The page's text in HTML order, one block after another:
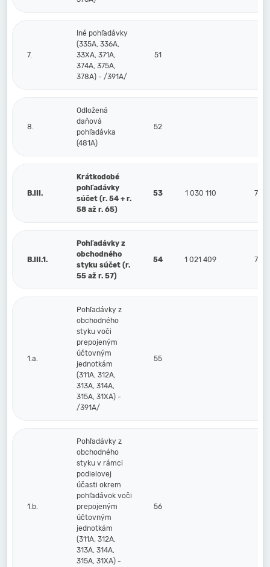
7.
Iné pohľadávky
(335A, 336A,
33XA, 371A,
374A, 375A,
378A) - /391A/
51
8.
Odložená
daňová
pohľadávka
(481A)
52
B.III.
Krátkodobé
pohľadávky
súčet (r. 54 + r.
58 až r. 65)
53 1 030 110 716
B.III.1.
Pohľadávky z
obchodného
styku súčet (r.
55 až r. 57)
54 1 021 409 716
1.a.
Pohľadávky z
obchodného
styku voči
prepojeným
účtovným
jednotkám
(311A, 312A,
313A, 314A,
315A, 31XA) -
/391A/
55
1.b.
Pohľadávky z
obchodného
styku v rámci
podielovej
účasti okrem
pohľadávok voči
prepojeným
účtovným
jednotkám
(311A, 312A,
313A, 314A,
315A, 31XA) -
56